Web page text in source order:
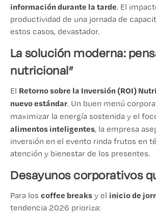
información durante la tarde. El
productividad de una jornada de
estos casos, devastador.
La solución moderna:
nutricional”
El Retorno sobre la Inversión (ROI)
nuevo estándar. Un buen menú
maximizar la energía sostenida y el
alimentos inteligentes, la empresa
inversión en el evento rinda frutos en
atención y bienestar de los presentes.
Desayunos corporativos
Para los coffee breaks y el inicio de
tendencia 2026 prioriza: